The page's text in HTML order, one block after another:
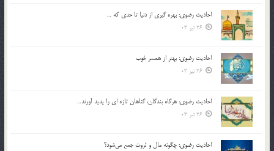
احادیث رضوی: بهره گیری از دنیا تا حدی که …
26 تیر 03
احادیث رضوی: بهتر از همسر خوب
26 تیر 03
احادیث رضوی: هرگاه بندگان، گناهان تازه ای را پدید آورند…
26 تیر 03
احادیث رضوی: چگونه مال و ثروت جمع می‌شود؟